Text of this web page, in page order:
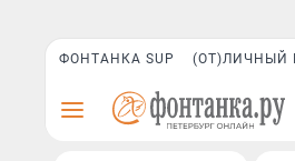
ФОНТАНКА SUP (ОТ)ЛИЧНЫЙ